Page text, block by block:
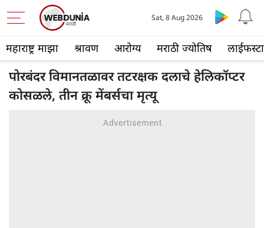
महाराष्ट्र माझा श्रावण आरोग्य मराठी ज्योतिष
Sat, 8 Aug 2026
पोरबंदर विमानतळावर तटरक्षक दलाचे हेलिकॉप्टर
कोसळले, तीन क्रू मेंबर्सचा मृत्यू